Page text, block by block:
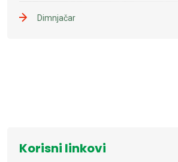
Dimnjačar
Korisni linkovi